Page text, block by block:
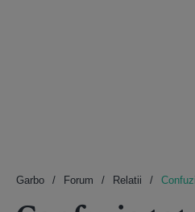
Garbo Forum Relatii